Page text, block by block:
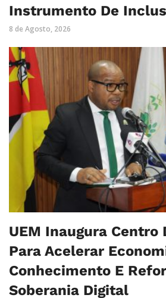
Instrumento De
8 de Agosto, 2026
UEM Inaugura Centro
Para Acelerar
Conhecimento E
Soberania Digital